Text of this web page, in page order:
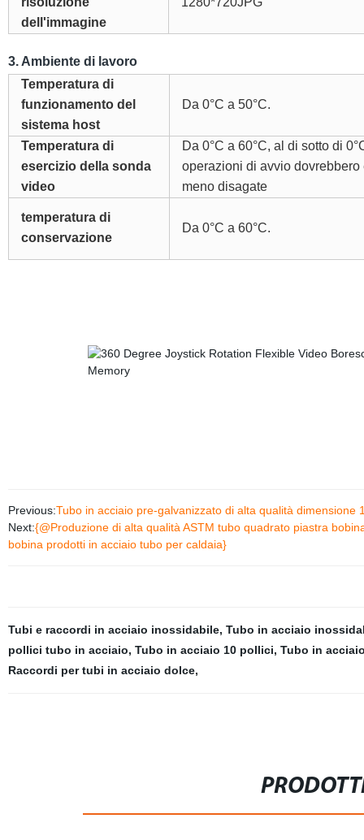
dell'immagine
3. Ambiente di lavoro
Temperatura di
funzionamento del
sistema host
Da 0°C a 50°C.
Temperatura di
esercizio della sonda
video
Da 0°C a 60°C, al di sotto di
operazioni di avvio dovrebbero
meno disagate
temperatura di
conservazione
Da 0°C a 60°C.
Previous:Tubo in acciaio pre-galvanizzato di alta qualità dimensione
Next:{@Produzione di alta qualità ASTM tubo quadrato piastra
bobina prodotti in acciaio tubo per caldaia}
Tubi e raccordi in acciaio inossidabile, Tubo in acciaio
pollici tubo in acciaio, Tubo in acciaio 10 pollici, Tubo in
Raccordi per tubi in acciaio dolce,